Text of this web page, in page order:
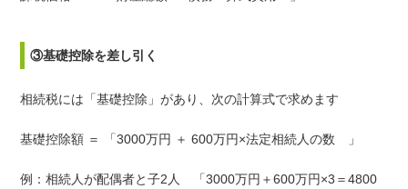
③基礎控除を差し引く
相続税には「基礎控除」があり、次の計算式で求めます
基礎控除額 ＝ 「3000万円 ＋ 600万円×法定相続人の数 」
例：相続人が配偶者と子2 人 「3000万円＋600万円×3＝4800